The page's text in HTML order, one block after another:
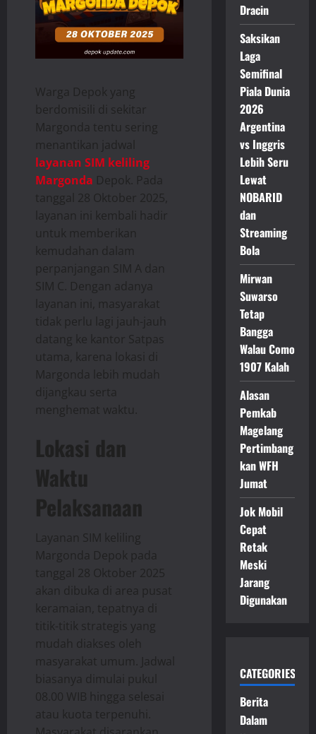
Warga Depok yang
berdomisili di sekitar
Margonda tentu sering
menantikan jadwal
layanan SIM keliling
Margonda Depok. Pada
tanggal 28 Oktober 2025,
layanan ini kembali hadir
untuk memberikan
kemudahan dalam
perpanjangan SIM A dan
SIM C. Dengan adanya
layanan ini, masyarakat
tidak perlu lagi jauh-jauh
datang ke kantor Satpas
utama, karena lokasi di
Margonda lebih mudah
dijangkau serta
menghemat waktu.
Lokasi dan
Waktu
Pelaksanaan
Layanan SIM keliling
Margonda Depok pada
tanggal 28 Oktober 2025
akan dibuka di area pusat
keramaian, tepatnya di
titik-titik strategis yang
mudah diakses oleh
masyarakat umum. Jadwal
biasanya dimulai pukul
08.00 WIB hingga selesai
atau kuota terpenuhi.
Dracin
Saksikan
Laga
Semifinal
Piala Dunia
2026
Argentina
vs Inggris
Lebih Seru
Lewat
NOBARID
dan
Streaming
Bola
Mirwan
Suwarso
Tetap
Bangga
Walau Como
1907 Kalah
Alasan
Pemkab
Magelang
Pertimbang
kan WFH
Jumat
Jok Mobil
Cepat
Retak
Meski
Jarang
Digunakan
CATEGORIES
Berita
Dalam